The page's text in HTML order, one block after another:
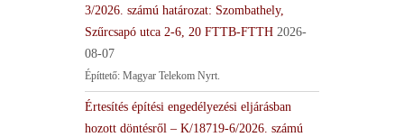
3/2026. számú határozat: Szombathely,
Szűrcsapó utca 2-6, 20 FTTB-FTTH 2026-
08-07
Építtető: Magyar Telekom Nyrt.
Értesítés építési engedélyezési eljárásban
hozott döntésről – K/18719-6/2026. számú